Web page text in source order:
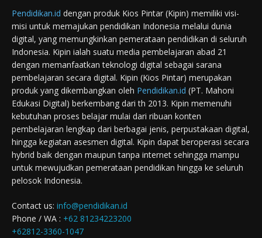
Pendidikan.id dengan produk Kios Pintar (Kipin) memiliki visi-
misi untuk memajukan pendidikan Indonesia melalui dunia
digital, yang memungkinkan pemerataan pendidikan di seluruh
Indonesia. Kipin ialah suatu media pembelajaran abad 21
dengan memanfaatkan teknologi digital sebagai sarana
pembelajaran secara digital. Kipin (Kios Pintar) merupakan
produk yang dikembangkan oleh Pendidikan.id (PT. Mahoni
Edukasi Digital) berkembang dari th 2013. Kipin memenuhi
kebutuhan proses belajar mulai dari ribuan konten
pembelajaran lengkap dari berbagai jenis, perpustakaan digital,
hingga kegiatan asesmen digital. Kipin dapat beroperasi secara
hybrid baik dengan maupun tanpa internet sehingga mampu
untuk mewujudkan pemerataan pendidikan hingga ke seluruh
pelosok Indonesia.
Contact us: info@pendidikan.id
Phone / WA : +62 81234223200
+62812-3360-1047